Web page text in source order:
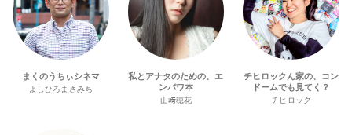
まくのうちぃシネマ
よしひろまさみち
私とアナタのための、エ
ンパワ本
山﨑穂花
チヒロックん家の、コン
ドームでも見てく？
チヒロック